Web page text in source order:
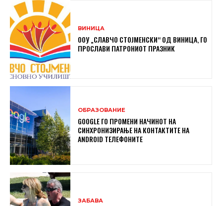
ВИНИЦА
ООУ „СЛАВЧО СТОЈМЕНСКИ“ ОД ВИНИЦА, ГО
ПРОСЛАВИ ПАТРОНИОТ ПРАЗНИК
ОБРАЗОВАНИЕ
GOOGLE ГО ПРОМЕНИ НАЧИНОТ НА
СИНХРОНИЗИРАЊЕ НА КОНТАКТИТЕ НА
ANDROID ТЕЛЕФОНИТЕ
ЗАБАВА